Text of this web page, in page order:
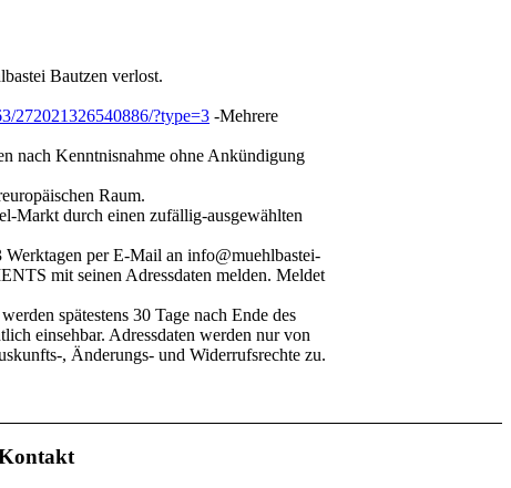
Bautzen verlost.
272021326540886/?type=3 -Mehrere
nach Kenntnisnahme ohne Ankündigung
Raum.
Markt durch einen zufällig-ausgewählten
per E-Mail an info@muehlbastei-
mit seinen Adressdaten melden. Meldet
spätestens 30 Tage nach Ende des
einsehbar. Adressdaten werden nur von
, Änderungs- und Widerrufsrechte zu.